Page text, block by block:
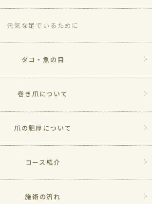
元気な足でいるために
タコ・魚の目
巻き爪について
爪の肥厚について
コース紹介
施術の流れ